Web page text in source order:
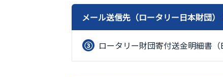
メール送信先（ロータリー日本財団）
③ ロータリー財団寄付送金明細書（